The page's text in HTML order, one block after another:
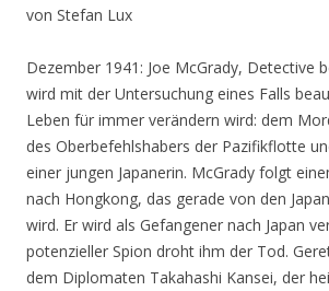
von Stefan Lux
Dezember 1941: Joe McGrady, Detective
wird mit der Untersuchung eines Falls
Leben für immer verändern wird: dem
des Oberbefehlshabers der Pazifikflotte
einer jungen Japanerin. McGrady folgt
nach Hongkong, das gerade von den
wird. Er wird als Gefangener nach Japan
potenzieller Spion droht ihm der Tod.
dem Diplomaten Takahashi Kansei, der